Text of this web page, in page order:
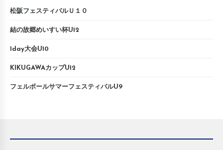
松阪フェスティバルＵ１０
結の故郷めいすい杯U12
1day大会U10
KIKUGAWAカップU12
フェルボールサマーフェスティバルU9